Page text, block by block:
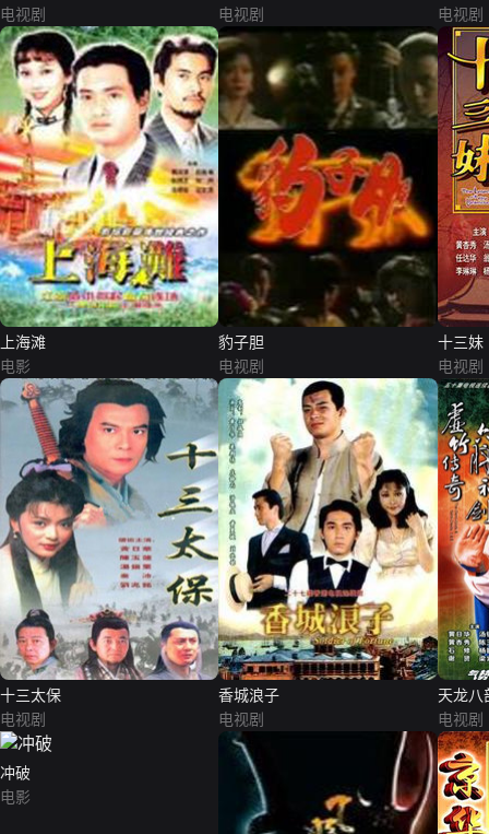
电视剧
电视剧
电视剧
上海滩
电影
豹子胆
电视剧
十三妹
电视剧
十三太保
电视剧
香城浪子
电视剧
天龙八
电视剧
冲破
电影